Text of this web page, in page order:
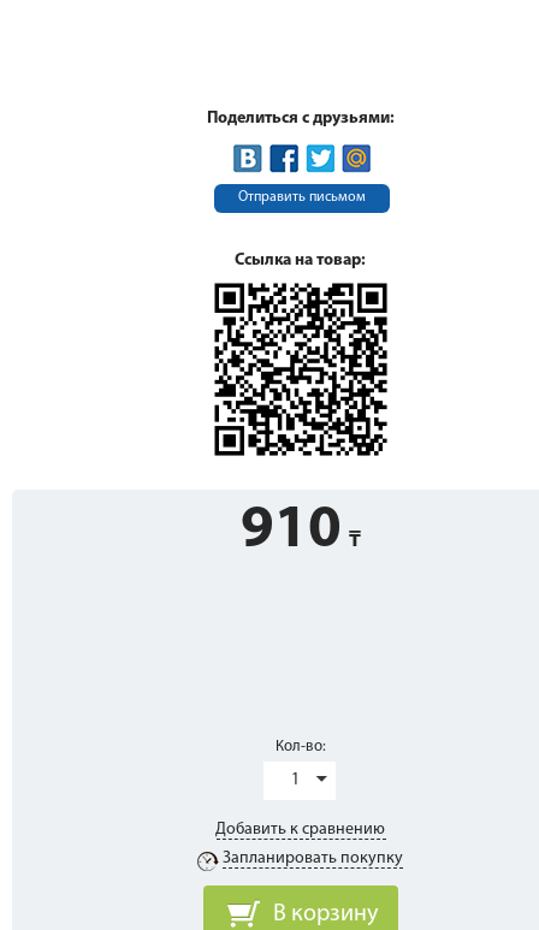
Поделиться с друзьями:
Отправить письмом
Ссылка на товар:
910
Кол-во:
1
Добавить к сравнению
Запланировать покупку
В корзину